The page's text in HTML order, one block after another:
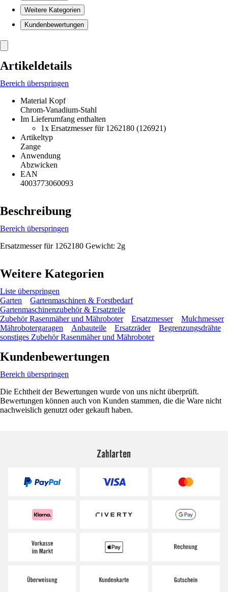
Weitere Kategorien
Kundenbewertungen
Artikeldetails
Bereich überspringen
Material Kopf
Chrom-Vanadium-Stahl
Im Lieferumfang enthalten
1x Ersatzmesser für 1262180 (126921)
Artikeltyp
Zange
Anwendung
Abzwicken
EAN
4003773060093
Beschreibung
Bereich überspringen
Ersatzmesser für 1262180 Gewicht: 2g
Weitere Kategorien
Liste überspringen
Garten
Gartenmaschinen & Forstbedarf
Gartenmaschinenzubehör & Ersatzteile
Zubehör Rasenmäher und Mähroboter
Ersatzmesser
Mulchmesser
Mährobotergaragen
Anbauteile Ersatzräder
Begrenzungsdrähte
sonstiges Zubehör Rasenmäher und Mähroboter
Kundenbewertungen
Bereich überspringen
Die Echtheit der Bewertungen wurde von uns nicht überprüft.
Bewertungen können auch von Kunden stammen, die die Ware nicht
nachweislich genutzt oder gekauft haben.
Zahlarten